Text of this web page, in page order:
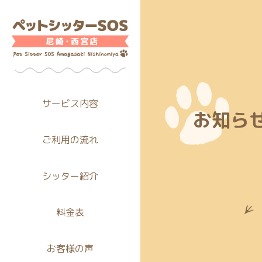
サービス内容
ご利用の流れ
シッター紹介
料金表
お客様の声
お知ら